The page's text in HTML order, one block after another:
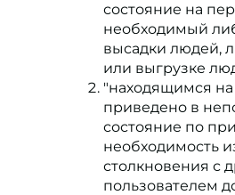
состояние на
необходимый
высадки людей,
или выгрузке
"находящимся на
приведено в
состояние по
необходимость
столкновения с
пользователем